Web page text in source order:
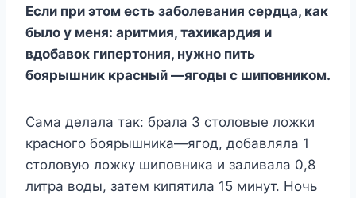
Если при этом есть заболевания сердца, как
было у меня: аритмия, тахикардия и
вдобавок гипертония, нужно пить
боярышник красный —ягоды с шиповником.
Сама делала так: брала 3 столовые ложки
красного боярышника—ягод, добавляла 1
столовую ложку шиповника и заливала 0,8
литра воды, затем кипятила 15 минут. Ночь